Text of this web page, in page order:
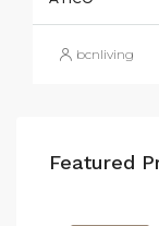
bcnliving
Featured
950.000€